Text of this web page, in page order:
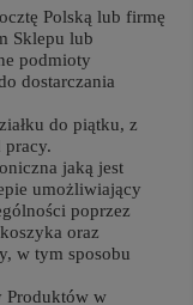
Polską lub firmę
Sklepu lub
podmioty
dostarczania
do piątku, z
pracy.
jaką jest
umożliwiający
poprzez
oraz
w tym sposobu
Produktów w